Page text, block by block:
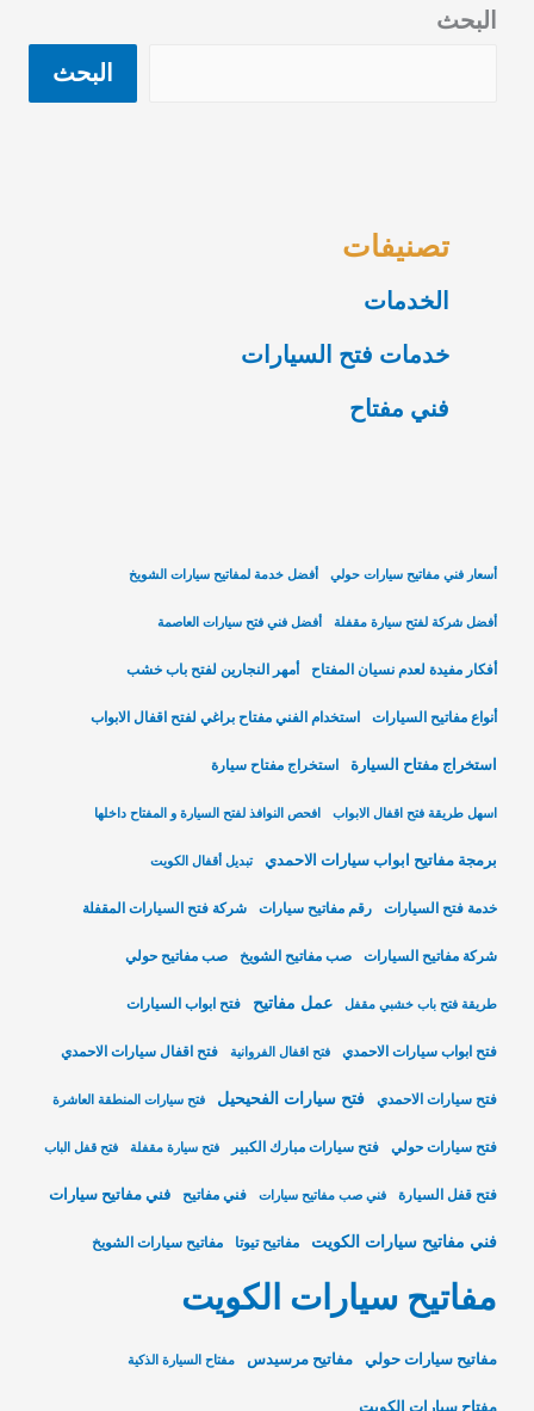
البحث
البحث
تصنيفات
الخدمات
خدمات فتح السيارات
فني مفتاح
أسعار فني مفاتيح سيارات حولي أفضل خدمة لمفاتيح سيارات الشويخ
أفضل شركة لفتح سيارة مقفلة أفضل فني فتح سيارات العاصمة
أفكار مفيدة لعدم نسيان المفتاح أمهر النجارين لفتح باب خشب
أنواع مفاتيح السيارات استخدام الفني مفتاح براغي لفتح اقفال الابواب
استخراج مفتاح السيارة استخراج مفتاح سيارة
اسهل طريقة فتح اقفال الابواب افحص النوافذ لفتح السيارة و المفتاح داخلها
برمجة مفاتيح ابواب سيارات الاحمدي تبديل أقفال الكويت
خدمة فتح السيارات رقم مفاتيح سيارات شركة فتح السيارات المقفلة
شركة مفاتيح السيارات صب مفاتيح الشويخ صب مفاتيح حولي
طريقة فتح باب خشبي مقفل عمل مفاتيح فتح ابواب السيارات
فتح ابواب سيارات الاحمدي فتح اقفال الفروانية فتح اقفال سيارات الاحمدي
فتح سيارات الاحمدي فتح سيارات الفحيحيل فتح سيارات المنطقة العاشرة
فتح سيارات حولي فتح سيارات مبارك الكبير فتح سيارة مقفلة فتح قفل الباب
فتح قفل السيارة فني صب مفاتيح سيارات فني مفاتيح فني مفاتيح سيارات
فني مفاتيح سيارات الكويت مفاتيح تيوتا مفاتيح سيارات الشويخ
مفاتيح سيارات الكويت
مفاتيح سيارات حولي مفاتيح مرسيدس مفتاح السيارة الذكية
مفتاح سيارات الكويت